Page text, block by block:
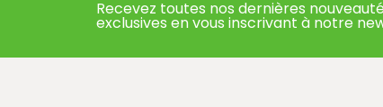
Recevez toutes nos dernières
exclusives en vous inscrivant à notre